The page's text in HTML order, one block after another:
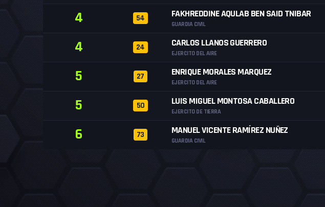
4 54 FAKHREDDINE AQULAB BEN SAID TNIBAR
GUARDIA CIVIL
4 24 CARLOS LLANOS GUERRERO
EJERCITO DEL AIRE
5 27 ENRIQUE MORALES MARQUEZ
EJERCITO DEL AIRE
5 50 LUIS MIGUEL MONTOSA CABALLERO
EJERCITO DE TIERRA
6 73 MANUEL VICENTE RAMÍREZ NUÑEZ
GUARDIA CIVIL